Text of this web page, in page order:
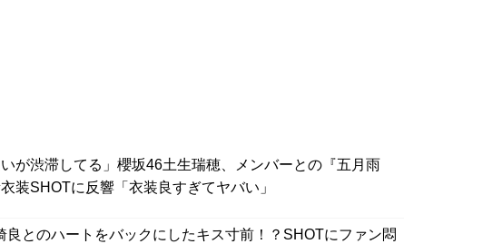
いが渋滞してる」櫻坂46土生瑞穂、メンバーとの『五月雨
装SHOTに反響「衣装良すぎてヤバい」
良とのハートをバックにしたキス寸前！？SHOTにファン悶